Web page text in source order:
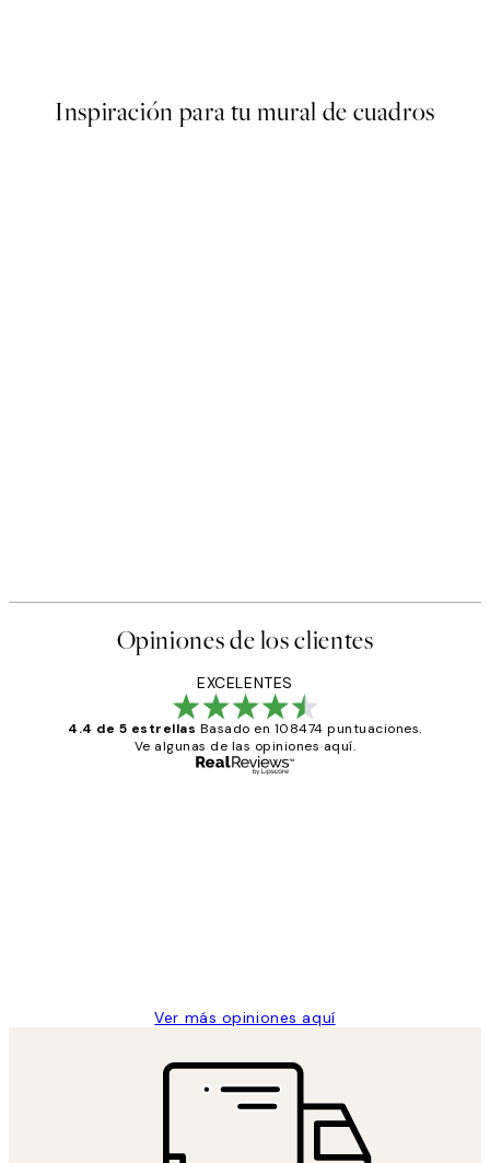
Inspiración para tu mural de cuadros
Opiniones de los clientes
EXCELENTES
4.4 de 5 estrellas Basado en 108474 puntuaciones.
Ve algunas de las opiniones aquí.
Ver más opiniones aquí